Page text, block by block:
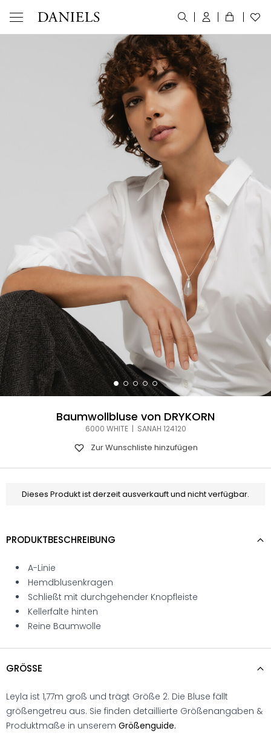
Baumwollbluse von DRYKORN
6000 WHITE | SANAH 124120
Zur Wunschliste hinzufügen
Dieses Produkt ist derzeit ausverkauft und nicht verfügbar.
PRODUKTBESCHREIBUNG
A-Linie
Hemdblusenkragen
Schließt mit durchgehender Knopfleiste
Kellerfalte hinten
Reine Baumwolle
GRÖSSE
Leyla ist 1,77m groß und trägt Größe 2. Die Bluse fällt
größengetreu aus. Sie finden detaillierte Größenangaben &
Produktmaße in unserem Größenguide.